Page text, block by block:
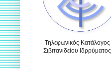
Τηλεφωνικός Κατάλογος
Σιβιτανιδείου Ιδρρύματος